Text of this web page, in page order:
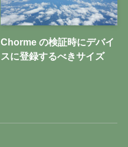
Chorme の検証時にデバイ
スに登録するべきサイズ